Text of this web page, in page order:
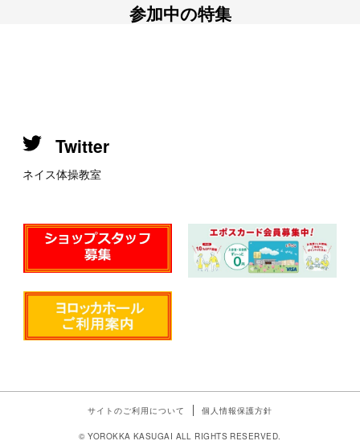
参加中の特集
Twitter
ネイス体操教室
サイトのご利用について 個人情報保護方針
© YOROKKA KASUGAI ALL RIGHTS RESERVED.